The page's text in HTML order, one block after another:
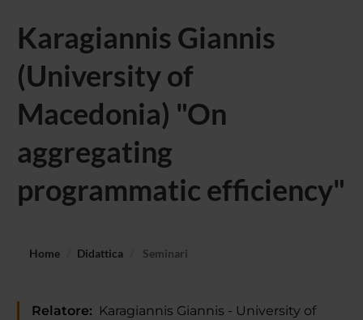
Karagiannis Giannis
(University of
Macedonia) "On
aggregating
programmatic efficiency"
Home Didattica Seminari
Relatore: Karagiannis Giannis - University of